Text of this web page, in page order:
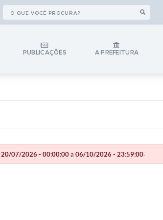
PUBLICAÇÕES A PREFEITURA
20/07/2026 - 00:00:00a 06/10/2026 - 23:59:00.